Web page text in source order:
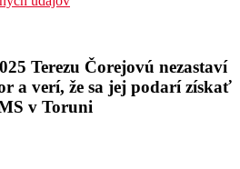
Terezu Čorejovú nezastaví
a verí, že sa jej podarí získať
v Toruni